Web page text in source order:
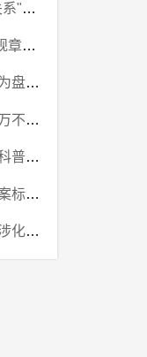
派遣工维权难？朱星仲裁员厘清"三方关系"的责···
员工手册竟成"废纸"？朱星仲裁员揭秘规章制度···
孕期被辞退、产假被克扣？朱星仲裁员为盘州女职···
家人在盘州被刑事拘留怎么办？家属千万不要踩这···
传授犯罪方法罪的构罪边界？盘州网络科普、经验···
非法处置查封、扣押、冻结的财产罪立案标准？盘···
走私制毒物品罪的程序质证要点？盘州涉化学品进···